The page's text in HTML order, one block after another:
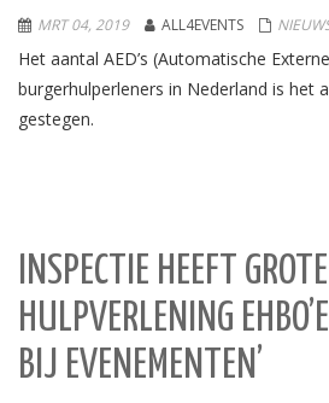
MRT 04, 2019 ALL4EVENTS
Het aantal AED’s (Automatische
burgerhulperleners in Nederland is het
gestegen.
INSPECTIE HEEFT
HULPVERLENING
BIJ EVENEMENTEN’